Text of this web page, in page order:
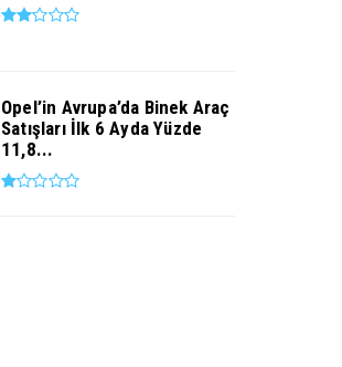
Opel’in Avrupa’da Binek Araç
Satışları İlk 6 Ayda Yüzde
11,8...